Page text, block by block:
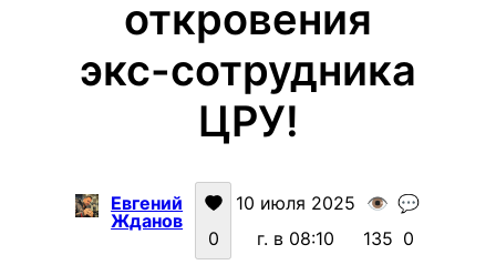
откровения
экс-сотрудника
ЦРУ!
Евгений
Жданов
0
10 июля 2025
г. в 08:10
👁️
135
💬
0